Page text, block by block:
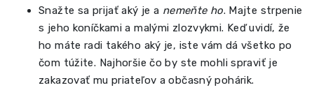
Snažte sa prijať aký je a nemeňte ho. Majte strpenie
s jeho koníčkami a malými zlozvykmi. Keď uvidí, že
ho máte radi takého aký je, iste vám dá všetko po
čom túžite. Najhoršie čo by ste mohli spraviť je
zakazovať mu priateľov a občasný pohárik.